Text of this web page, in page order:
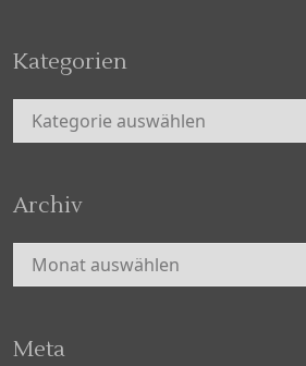
Kategorien
Kategorien
Archiv
Archiv
Meta